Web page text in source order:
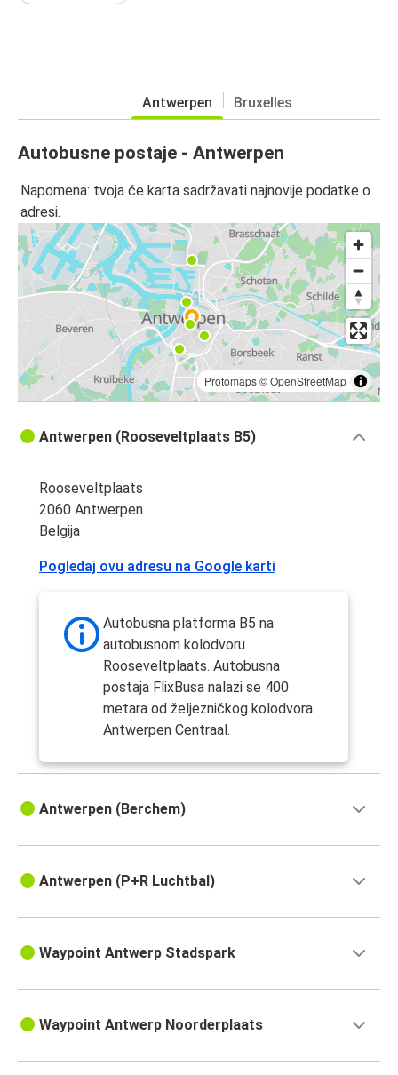
Antwerpen Bruxelles
Autobusne postaje - Antwerpen
Napomena: tvoja će karta sadržavati najnovije podatke o
adresi.
Protomaps©OpenStreetMap
Antwerpen (Rooseveltplaats B5)
Rooseveltplaats
2060 Antwerpen
Belgija
Pogledaj ovu adresu na Google karti
Autobusna platforma B5 na
autobusnom kolodvoru
Rooseveltplaats. Autobusna
postaja FlixBusa nalazi se 400
metara od željezničkog kolodvora
Antwerpen Centraal.
Antwerpen (Berchem)
Antwerpen (P+R Luchtbal)
Waypoint Antwerp Stadspark
Waypoint Antwerp Noorderplaats